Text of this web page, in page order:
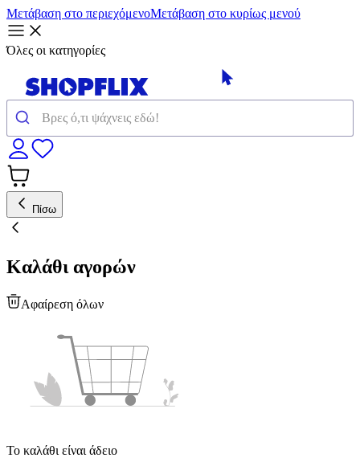
Μετάβαση στο περιεχόμενοΜετάβαση στο κυρίως μενού
Όλες οι κατηγορίες
Πίσω
Καλάθι αγορών
Αφαίρεση όλων
Το καλάθι είναι άδειο